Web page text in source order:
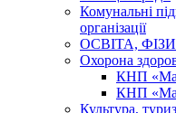
Комунальні
організації
ОСВІТА,
Охорона
КНП
КНП
Культура,